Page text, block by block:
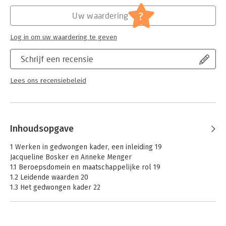
Mens en maatschappij
Schrijf een recensie
Lees ons recensiebeleid
Uw waardering ?
Log in om uw waardering te geven
Inhoudsopgave
1 Werken in gedwongen kader, een inleiding 19
Jacqueline Bosker en Anneke Menger
1.1 Beroepsdomein en maatschappelijke rol 19
1.2 Leidende waarden 20
1.3 Het gedwongen kader 22